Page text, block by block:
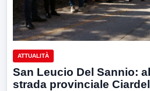
ATTUALITÀ
San Leucio Del Sannio:
strada provinciale